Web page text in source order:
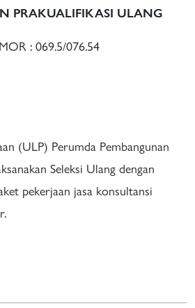
PRAKUALIFIKASI ULANG
: 069.5/076.54
(ULP) Perumda Pembangunan
Seleksi Ulang dengan
pekerjaan jasa konsultansi